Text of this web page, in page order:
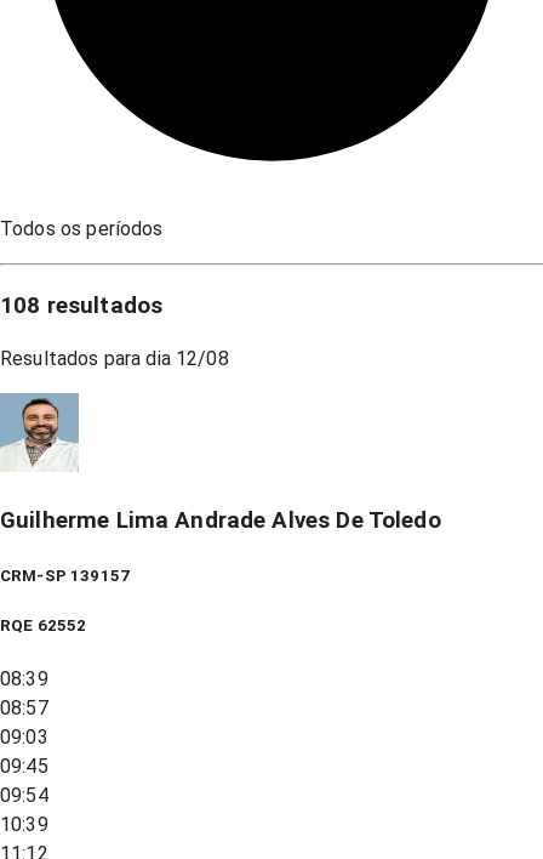
Todos os períodos
108 resultados
Resultados para dia 12/08
Guilherme Lima Andrade Alves De Toledo
CRM-SP 139157
RQE 62552
08:39
08:57
09:03
09:45
09:54
10:39
11:12